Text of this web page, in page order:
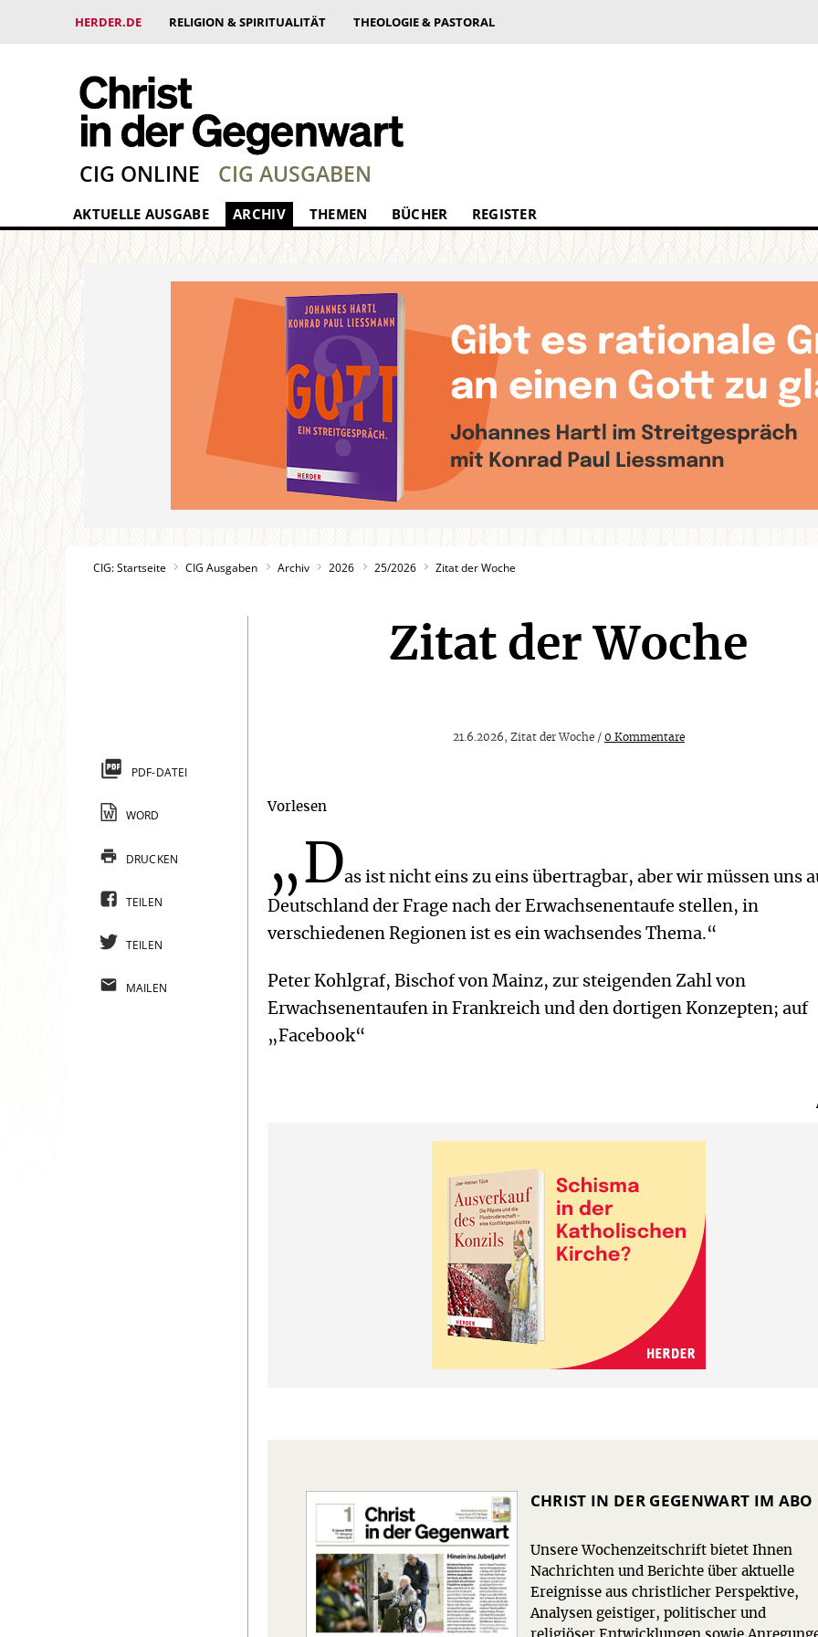
HERDER.DE RELIGION & SPIRITUALITÄT THEOLOGIE & PASTORAL
CIG ONLINE CIG AUSGABEN
AKTUELLE AUSGABE ARCHIV THEMEN BÜCHER REGISTER
CIG: Startseite CIG Ausgaben Archiv 2026 25/2026 Zitat der Woche
Zitat der Woche
21.6.2026, Zitat der Woche / 0 Kommentare
Vorlesen
„Das ist nicht eins zu eins übertragbar, aber wir müssen uns
Deutschland der Frage nach der Erwachsenentaufe stellen, in
verschiedenen Regionen ist es ein wachsendes Thema.“
Peter Kohlgraf, Bischof von Mainz, zur steigenden Zahl von
Erwachsenentaufen in Frankreich und den dortigen Konzepten; auf
„Facebook“
CHRIST IN DER GEGENWART IM ABO
Unsere Wochenzeitschrift bietet Ihnen
Nachrichten und Berichte über aktuelle
Ereignisse aus christlicher Perspektive,
Analysen geistiger, politischer und
PDF-DATEI
WORD
DRUCKEN
TEILEN
TEILEN
MAILEN